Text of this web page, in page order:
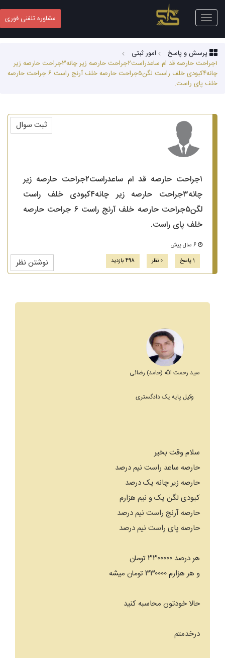
Toggle
navigation
مشاوره تلفنی فوری
پرسش و پاسخ
امور ثبتی
۱جراحت حارصه قد ام ساعدراست۲جراحت حارصه زیر چانه۳جراحت حارصه زیر
چانه۴کبودی خلف راست لگن۵جراحت حارصه خلف آرنج راست ۶ جراحت حارصه
خلف پای راست.
۱جراحت حارصه قد ام ساعدراست۲جراحت حارصه زیر
چانه۳جراحت حارصه زیر چانه۴کبودی خلف راست
لگن۵جراحت حارصه خلف آرنج راست ۶ جراحت حارصه
خلف پای راست.
1 پاسخ
0 نظر 498 بازدید نوشتن نظر
ثبت سوال
سید رحمت الله (حامد) رضائی
وکیل پایه یک دادگستری
سلام وقت بخیر
حارصه ساعد راست نیم درصد
حارصه زیر چانه یک درصد
کبودی لگن یک و نیم هزارم
حارصه آرنج راست نیم درصد
حارصه پای راست نیم درصد
هر درصد ۳۳۰۰۰۰۰ تومان
و هر هزارم ۳۳۰۰۰۰ تومان میشه
حالا خودتون محاسبه کنید
درخدمتم